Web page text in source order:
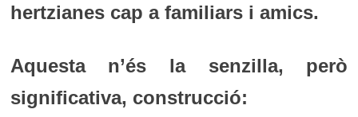
hertzianes cap a familiars i amics.
Aquesta n’és la senzilla, però
significativa, construcció: